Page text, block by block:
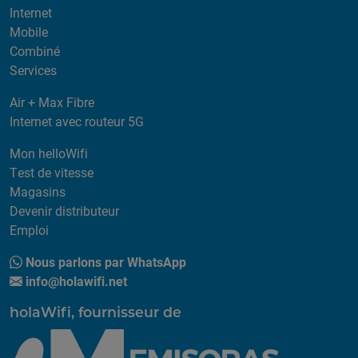
Internet
Mobile
Combiné
Services
Air + Max Fibre
Internet avec routeur 5G
Mon helloWifi
Test de vitesse
Magasins
Devenir distributeur
Emploi
Nous parlons par WhatsApp
info@holawifi.net
holaWifi, fournisseur de